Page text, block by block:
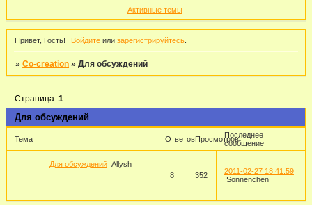
Активные темы
Привет, Гость! Войдите илизарегистрируйтесь
»Co-creation »Для обсуждений
Для обсуждений
Страница:1
Тема ОтветовПросмотровПоследнее
сообщение
Для обсуждений Allysh
8
352
2011-02-27 18:41:59
Sonnenchen